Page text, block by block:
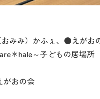
みみ）かふぇ、●えがお
＊hale～子どもの居場所
おの会